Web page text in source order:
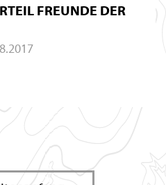
FREUNDE DER